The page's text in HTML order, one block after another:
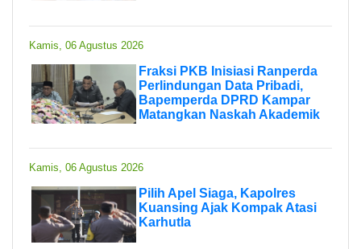
Kamis, 06 Agustus 2026
Fraksi PKB Inisiasi Ranperda
Perlindungan Data Pribadi,
Bapemperda DPRD Kampar
Matangkan Naskah Akademik
Kamis, 06 Agustus 2026
Pilih Apel Siaga, Kapolres
Kuansing Ajak Kompak Atasi
Karhutla